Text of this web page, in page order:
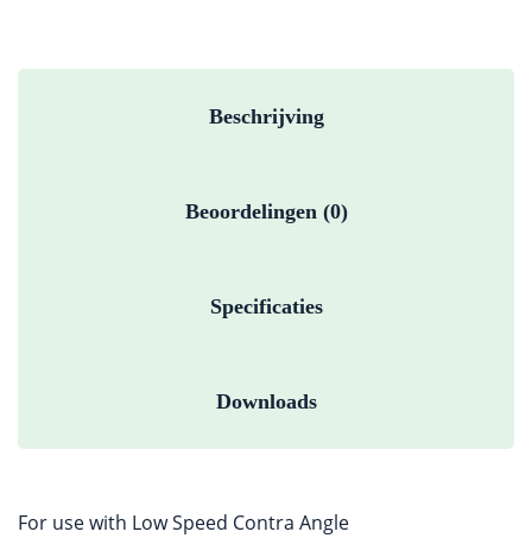
Beschrijving
Beoordelingen (0)
Specificaties
Downloads
For use with Low Speed Contra Angle